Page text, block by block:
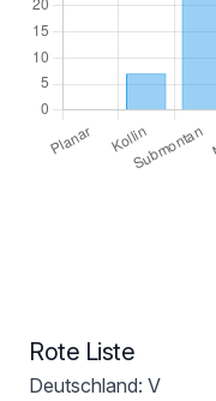
Rote Liste
Deutschland: V